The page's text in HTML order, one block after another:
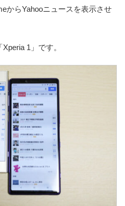
からYahooニュースを表示させ
1」です。